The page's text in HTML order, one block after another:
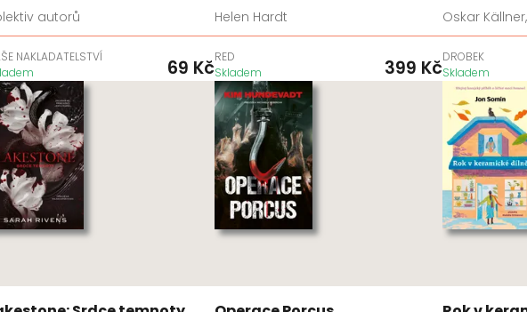
autorů
NAKLADATELSTVÍ
69 Kč
Helen Hardt
RED
Skladem
399 Kč
Oskar
DROBEK
Skladem